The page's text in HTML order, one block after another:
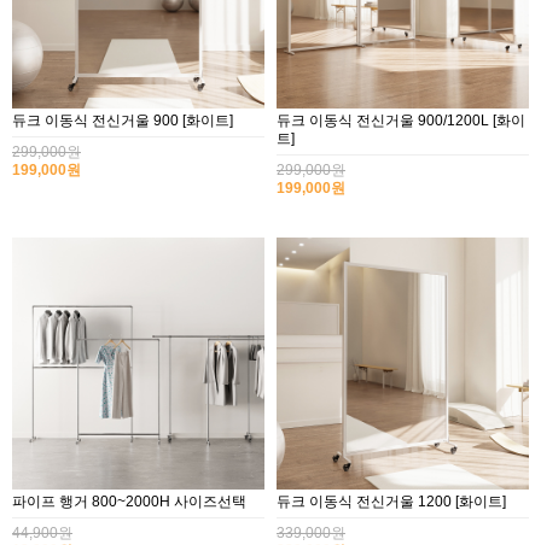
듀크 이동식 전신거울 900 [화이트]
299,000원
199,000원
듀크 이동식 전신거울 900/1200L [화이
트]
299,000원
199,000원
파이프 행거 800~2000H 사이즈선택
44,900원
듀크 이동식 전신거울 1200 [화이트]
339,000원